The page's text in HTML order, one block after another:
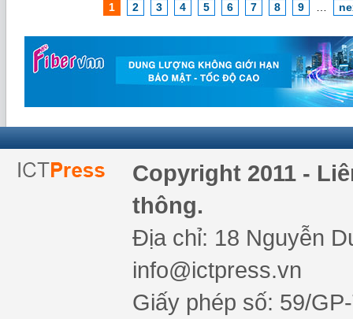
1 2 3 4 5 6 7 8 9
Copyright 2011 -
thông.
Địa chỉ: 18 Nguyễn
info@ictpress.vn
Giấy phép số: 59/